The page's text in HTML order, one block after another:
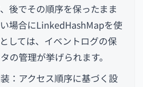
後でその順序を保ったまま
場合にLinkedHashMapを使
しては、イベントログの保
の管理が挙げられます。
：アクセス順序に基づく設